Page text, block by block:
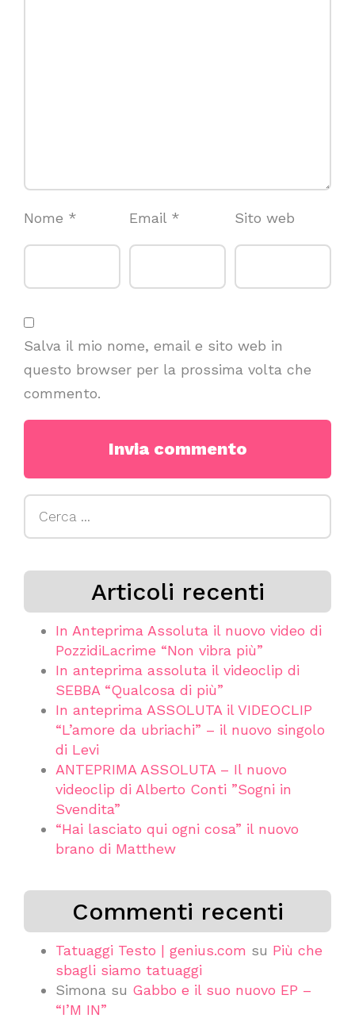
Nome * Email * Sito web
Salva il mio nome, email e sito web in
questo browser per la prossima volta che
commento.
Articoli recenti
In Anteprima Assoluta il nuovo video di
PozzidiLacrime “Non vibra più”
In anteprima assoluta il videoclip di
SEBBA “Qualcosa di più”
In anteprima ASSOLUTA il VIDEOCLIP
“L’amore da ubriachi” – il nuovo singolo
di Levi
ANTEPRIMA ASSOLUTA – Il nuovo
videoclip di Alberto Conti ”Sogni in
Svendita”
“Hai lasciato qui ogni cosa” il nuovo
brano di Matthew
Commenti recenti
Tatuaggi Testo | genius.com su Più che
sbagli siamo tatuaggi
Simona su Gabbo e il suo nuovo EP –
“I’M IN”